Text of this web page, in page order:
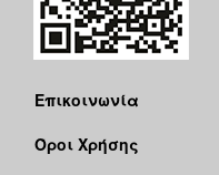
Επικοινωνία
Όροι Χρήσης